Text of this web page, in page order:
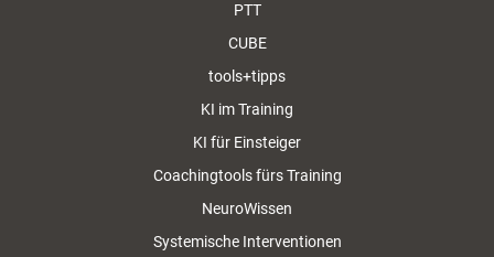
PTT
CUBE
tools+tipps
KI im Training
KI für Einsteiger
Coachingtools fürs Training
NeuroWissen
Systemische Interventionen